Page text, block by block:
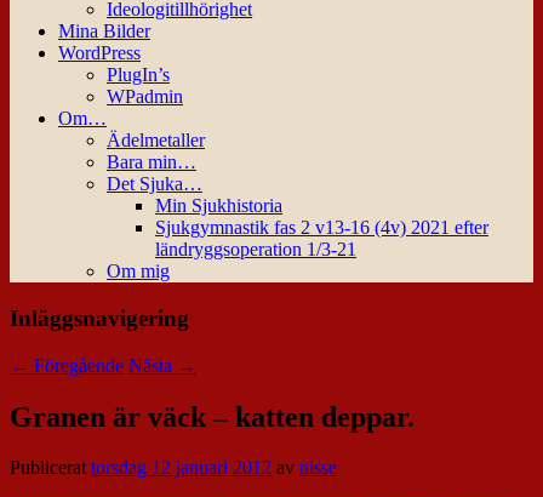
Ideologitillhörighet
Mina Bilder
WordPress
PlugIn’s
WPadmin
Om…
Ädelmetaller
Bara min…
Det Sjuka…
Min Sjukhistoria
Sjukgymnastik fas 2 v13-16 (4v) 2021 efter
ländryggsoperation 1/3-21
Om mig
Inläggsnavigering
← Föregående Nästa →
Granen är väck – katten deppar.
Publicerattorsdag 12 januari 2012 av nisse